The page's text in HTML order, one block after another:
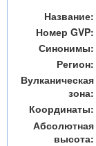
Название:
Номер GVP:
Синонимы:
Регион:
Вулканическая
зона:
Координаты:
Абсолютная
высота: